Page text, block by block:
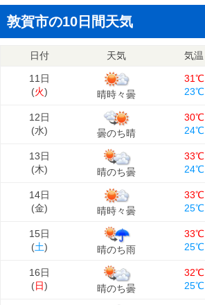
敦賀市の10日間天気
日付 天気 気温
11日
(火) 晴時々曇
31℃
23℃
12日
(水) 曇のち晴
30℃
24℃
13日
(木) 晴のち曇
33℃
24℃
14日
(金) 晴時々曇
33℃
25℃
15日
(土) 晴のち雨
33℃
25℃
16日
(日) 晴のち曇
32℃
25℃